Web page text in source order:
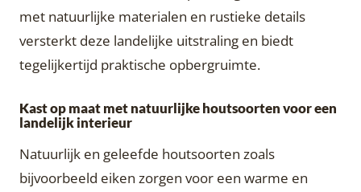
met natuurlijke materialen en rustieke details
versterkt deze landelijke uitstraling en biedt
tegelijkertijd praktische opbergruimte.
Kast op maat met natuurlijke houtsoorten voor een
landelijk interieur
Natuurlijk en geleefde houtsoorten zoals
bijvoorbeeld eiken zorgen voor een warme en